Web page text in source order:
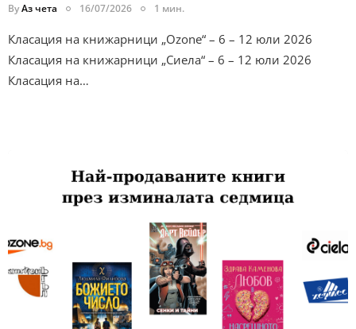
ByАз чета 16/07/2026 1 мин.
Класация на книжарници „Ozone“ – 6 – 12 юли 2026
Класация на книжарници „Сиела“ – 6 – 12 юли 2026
Класация на…